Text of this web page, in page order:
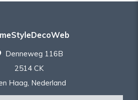
Denneweg 116B
2514 CK
Haag, Nederland